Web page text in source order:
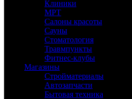
Клиники
МРТ
Салоны красоты
Сауны
Стоматология
Травмпункты
Фитнес-клубы
Магазины
Стройматериалы
Автозапчасти
Бытовая техника